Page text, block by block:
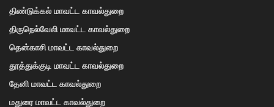
திண்டுக்கல் மாவட்ட காவல்துறை
திருநெல்வேலி மாவட்ட காவல்துறை
தென்காசி மாவட்ட காவல்துறை
தூத்துக்குடி மாவட்ட காவல்துறை
தேனி மாவட்ட காவல்துறை
மதுரை மாவட்ட காவல்துறை